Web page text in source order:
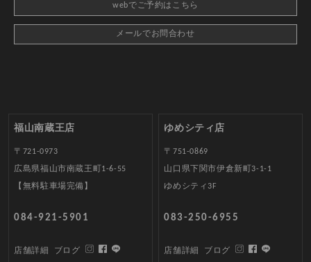
webでご予約はこちら
メールでお問合わせ
福山南蔵王店
〒721-0973
広島県福山市南蔵王町1-6-55
【無料駐車場完備】
084-921-5901
店舗詳細 ブログ
ゆめシティ店
〒751-0869
山口県下関市伊倉新町3-1-1
ゆめシティ3F
083-250-6955
店舗詳細 ブログ